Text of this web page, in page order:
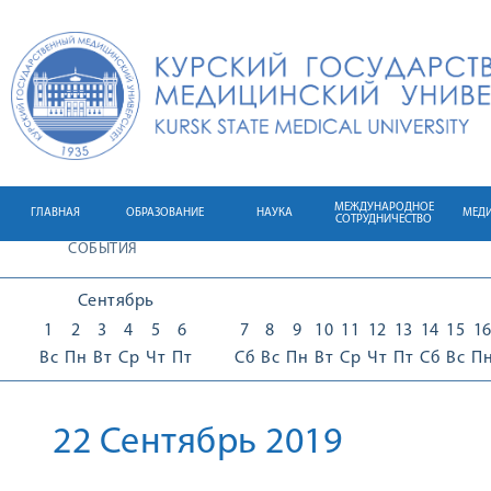
ГЛАВНАЯ ОБРАЗОВАНИЕ НАУКА
МЕЖДУНАРОДНОЕ
СОТРУДНИЧЕСТВО
СОБЫТИЯ
Сентябрь
1
Вс
2
Пн
3
Вт
4
Ср
5
Чт
6
Пт
7
Сб
8
Вс
9
Пн
10
Вт
11
Ср
12
Чт
13
Пт
14
Сб
15
Вс
16
22 Сентябрь 2019